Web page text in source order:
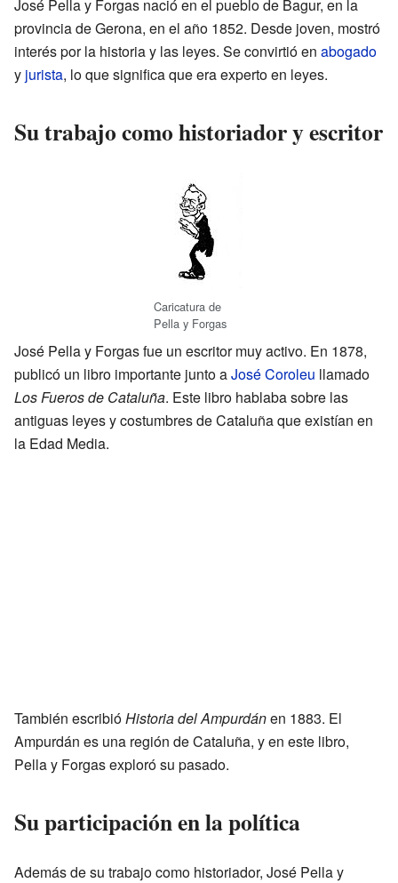
José Pella y Forgas nació en el pueblo de Bagur, en la
provincia de Gerona, en el año 1852. Desde joven, mostró
interés por la historia y las leyes. Se convirtió en abogado
y jurista, lo que significa que era experto en leyes.
Su trabajo como historiador y escritor
Caricatura de
Pella y Forgas
José Pella y Forgas fue un escritor muy activo. En 1878,
publicó un libro importante junto aJosé Coroleu llamado
Los Fueros de Cataluña. Este libro hablaba sobre las
antiguas leyes y costumbres de Cataluña que existían en
la Edad Media.
También escribióHistoria del Ampurdánen 1883. El
Ampurdán es una región de Cataluña, y en este libro,
Pella y Forgas exploró su pasado.
Su participación en la política
Además de su trabajo como historiador, José Pella y